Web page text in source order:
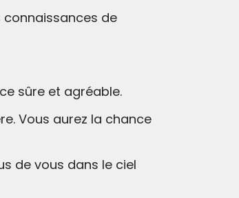
connaissances de
sûre et agréable.
Vous aurez la chance
de vous dans le ciel